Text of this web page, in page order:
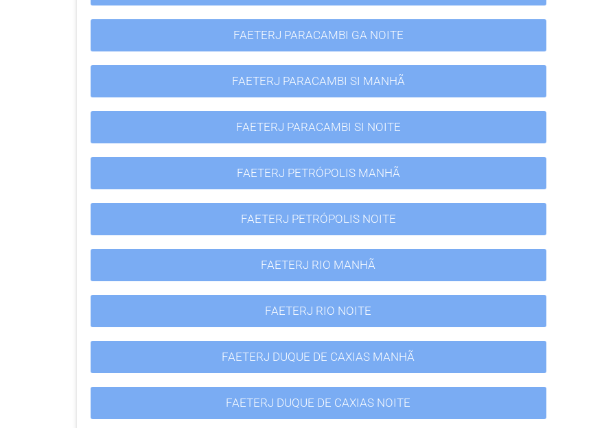
FAETERJ PARACAMBI GA NOITE
FAETERJ PARACAMBI SI MANHÃ
FAETERJ PARACAMBI SI NOITE
FAETERJ PETRÓPOLIS MANHÃ
FAETERJ PETRÓPOLIS NOITE
FAETERJ RIO MANHÃ
FAETERJ RIO NOITE
FAETERJ DUQUE DE CAXIAS MANHÃ
FAETERJ DUQUE DE CAXIAS NOITE